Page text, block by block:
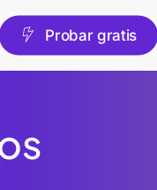
Español
Probar gratis